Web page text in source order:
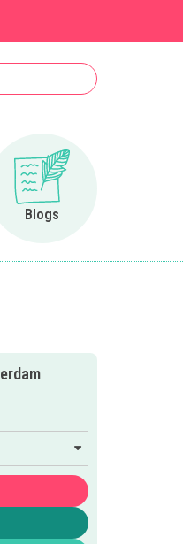
Blogs
Ga naar Blogs